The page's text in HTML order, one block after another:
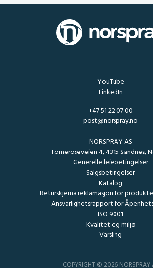
YouTube
LinkedIn
+47 51 22 07 00
post@norspray.no
NORSPRAY AS
Torneroseveien 4, 4315 Sandnes,
Generelle leiebetingelser
Salgsbetingelser
Katalog
Returskjema reklamasjon for
Ansvarlighetsrapport for
ISO 9001
Kvalitet og miljø
Varsling
COPYRIGHT © 2026 NORSPRAY